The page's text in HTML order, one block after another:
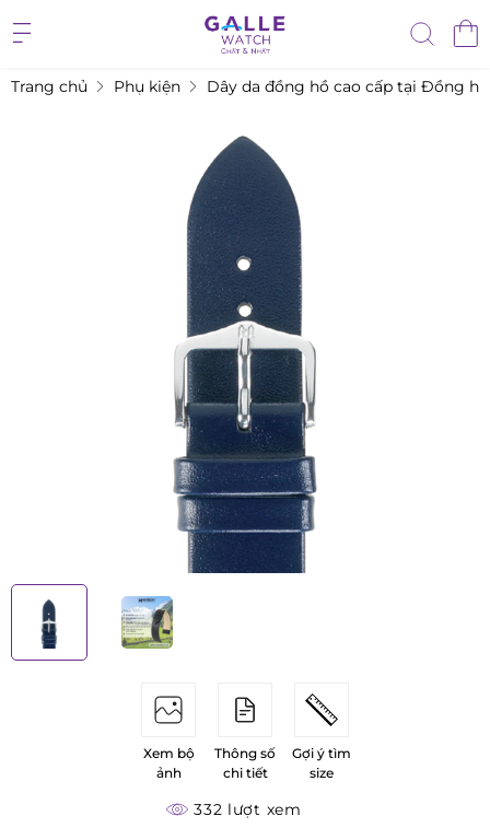
Trang chủ Phụ kiện Dây da đồng hồ cao cấp tại Đồng
Xem bộ
ảnh
Thông số
chi tiết
Gợi ý tìm
size
332 lượt xem